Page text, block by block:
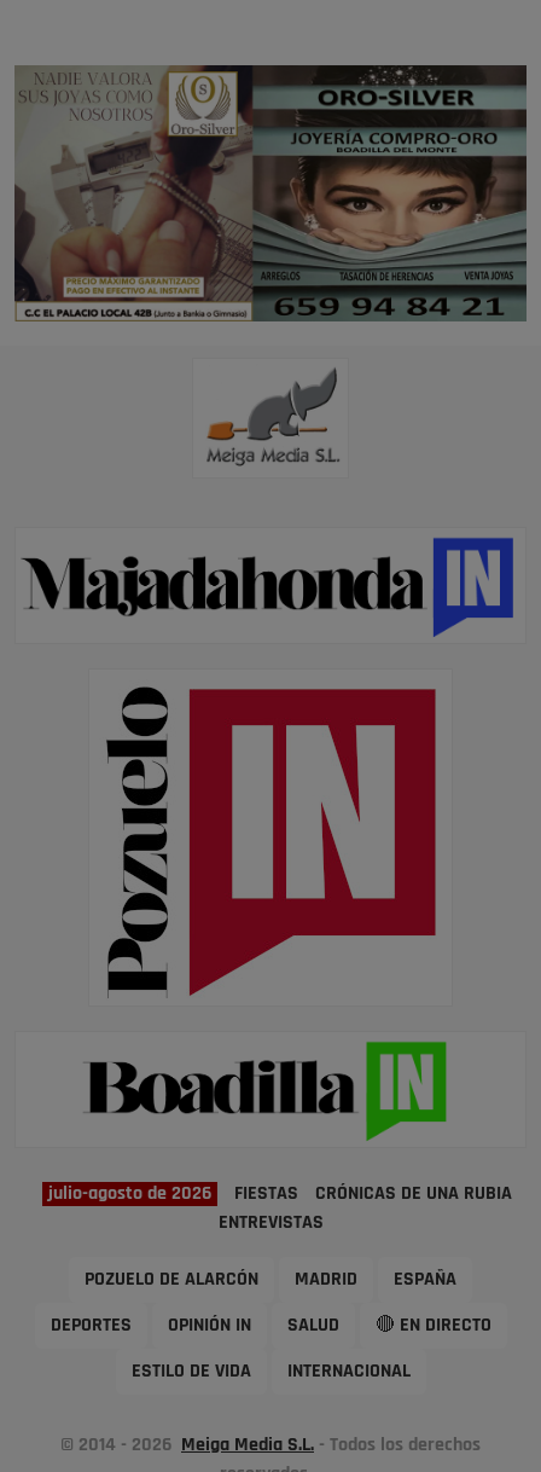
julio-agosto de 2026 FIESTAS
CRÓNICAS DE UNA RUBIA
ENTREVISTAS
POZUELO DE ALARCÓN MADRID ESPAÑA
DEPORTES OPINIÓN IN SALUD 🔴 EN DIRECTO
ESTILO DE VIDA INTERNACIONAL
© 2014 - 2026 Meiga Media S.L. - Todos los derechos